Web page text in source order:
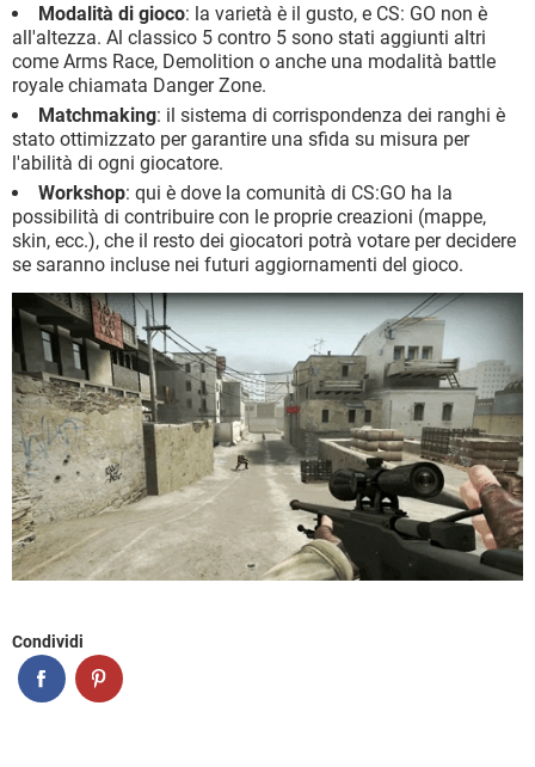
Modalità di gioco: la varietà è il gusto, e CS: GO non è
all'altezza. Al classico 5 contro 5 sono stati aggiunti altri
come Arms Race, Demolition o anche una modalità battle
royale chiamata Danger Zone.
Matchmaking: il sistema di corrispondenza dei ranghi è
stato ottimizzato per garantire una sfida su misura per
l'abilità di ogni giocatore.
Workshop: qui è dove la comunità di CS:GO ha la
possibilità di contribuire con le proprie creazioni (mappe,
skin, ecc.), che il resto dei giocatori potrà votare per decidere
se saranno incluse nei futuri aggiornamenti del gioco.
Condividi